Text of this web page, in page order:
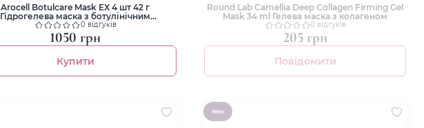
Arocell Botulcare Mask EX 4 шт 42 г
Гідрогелева маска з ботулінічним
поліпептидом та колагеном
0 відгуків
1050 грн
Купити
Round Lab Camellia Deep Collagen Firming Gel
Mask 34 ml Гелева маска з колагеном
0 відгуків
205 грн
Повідомити
New